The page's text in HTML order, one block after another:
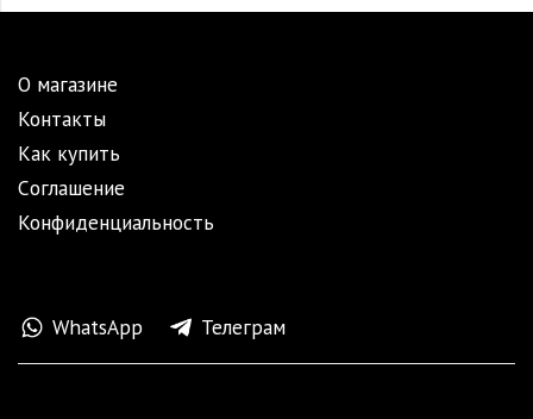
О магазине
Контакты
Как купить
Cоглашение
Конфиденциальность
WhatsApp Телеграм